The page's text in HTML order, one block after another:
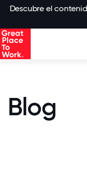
Descubre el
Blog